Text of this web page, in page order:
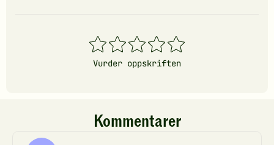
1
stjerner
2
stjerner
3
stjerner
4
stjerner
5
stjerner
Vurder oppskriften
Kommentarer